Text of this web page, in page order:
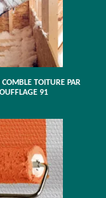
COMBLE TOITURE PAR
91